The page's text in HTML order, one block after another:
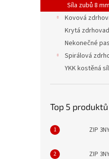
Síla zubů 8 mm
Kovová
Krytá
Nekonečné
Spirálová
YKK kostěná
Top 5 produktů
ZIP
ZIP